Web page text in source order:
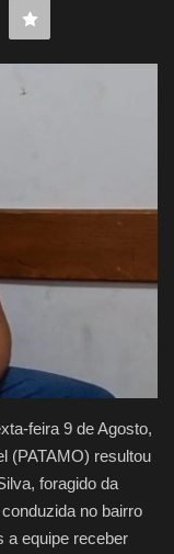
feira 9 de Agosto,
(PATAMO) resultou
foragido da
no bairro
a equipe receber